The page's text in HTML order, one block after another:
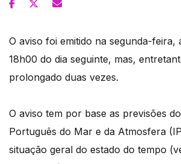
O aviso foi emitido na segunda-feira,
18h00 do dia seguinte, mas,
prolongado duas vezes.
O aviso tem por base as previsões
Português do Mar e da Atmosfera
situação geral do estado do tempo